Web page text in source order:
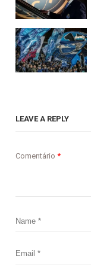
LEAVE A REPLY
Comentário*